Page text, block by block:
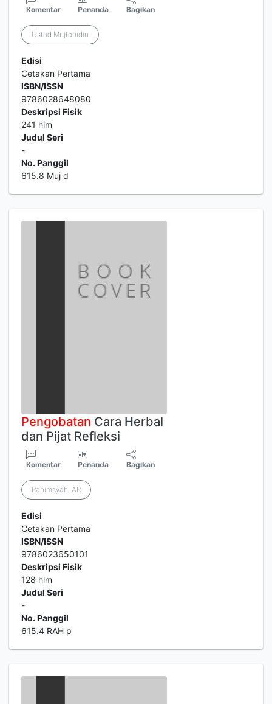
Komentar Penanda Bagikan
Ustad Mujtahidin
Edisi
Cetakan Pertama
ISBN/ISSN
9786028648080
Deskripsi Fisik
241 hlm
Judul Seri
-
No. Panggil
615.8 Muj d
Pengobatan Cara Herbal
dan Pijat Refleksi
Komentar Penanda Bagikan
Rahimsyah. AR
Edisi
Cetakan Pertama
ISBN/ISSN
9786023650101
Deskripsi Fisik
128 hlm
Judul Seri
-
No. Panggil
615.4 RAH p